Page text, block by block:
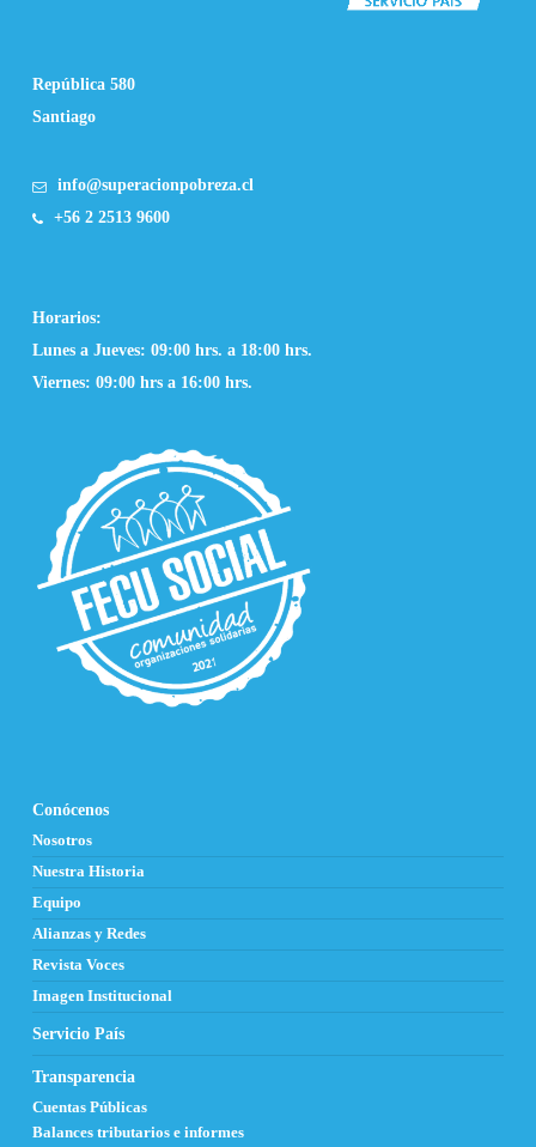
República 580
Santiago
info@superacionpobreza.cl
+56 2 2513 9600
Horarios:
Lunes a Jueves: 09:00 hrs. a 18:00 hrs.
Viernes: 09:00 hrs a 16:00 hrs.
Conócenos
Nosotros
Nuestra Historia
Equipo
Alianzas y Redes
Revista Voces
Imagen Institucional
Servicio País
Transparencia
Cuentas Públicas
Balances tributarios e informes